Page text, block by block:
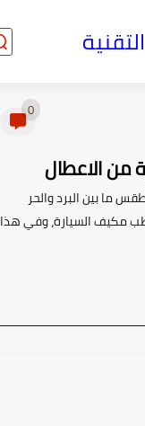
بين البرد والحر
السيارة، وفي هذا